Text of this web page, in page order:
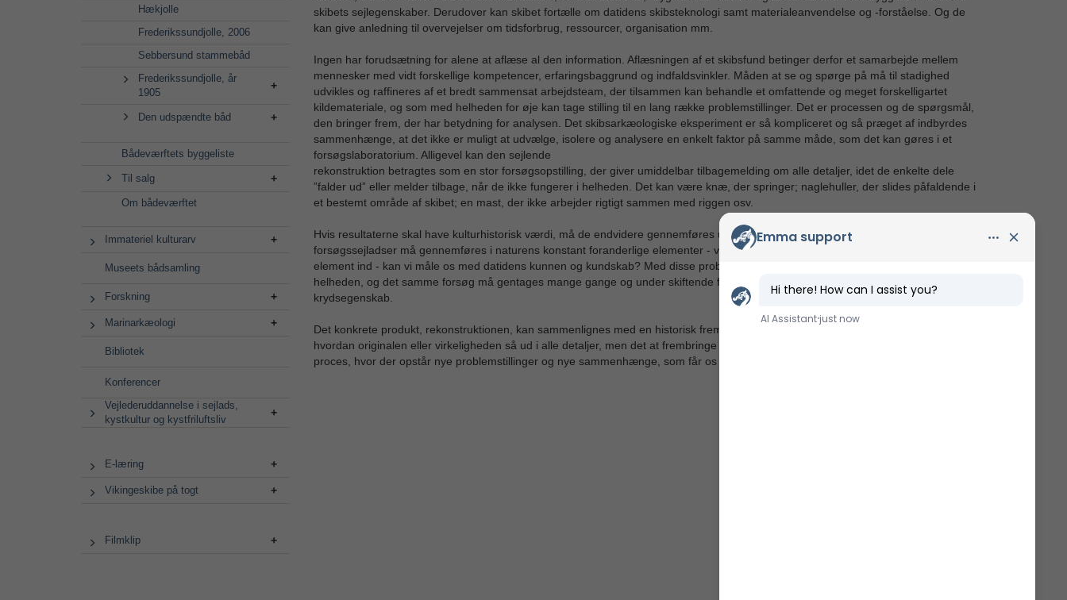
Hækjolle
Frederikssundjolle, 2006
Sebbersund stammebåd
Frederikssundjolle, år
1905
Den udspændte båd
Bådeværftets byggeliste
Til salg
Om bådeværftet
Immateriel kulturarv
Museets bådsamling
Forskning
Marinarkæologi
Bibliotek
Konferencer
Vejlederuddannelse i sejlads,
kystkultur og kystfriluftsliv
E-læring
Vikingeskibe på togt
Filmklip
skibets sejlegenskaber. Derudover kan skibet fortælle om datidens skibsteknologi samt materialeanvendelse og -forståelse. Og de
kan give anledning til overvejelser om tidsforbrug, ressourcer, organisation mm.
Ingen har forudsætning for alene at aflæse al den information. Aflæsningen af et skibsfund betinger derfor et samarbejde mellem
mennesker med vidt forskellige kompetencer, erfaringsbaggrund og indfaldsvinkler. Måden at se og spørge på må til stadighed
udvikles og raffineres af et bredt sammensat arbejdsteam, der tilsammen kan behandle et omfattende og meget forskelligartet
kildemateriale, og som med helheden for øje kan tage stilling til en lang række problemstillinger. Det er processen og de spørgsmål,
den bringer frem, der har betydning for analysen. Det skibsarkæologiske eksperiment er så kompliceret og så præget af indbyrdes
sammenhænge, at det ikke er muligt at udvælge, isolere og analysere en enkelt faktor på samme måde, som det kan gøres i et
forsøgslaboratorium. Alligevel kan den sejlende
rekonstruktion betragtes som en stor forsøgsopstilling, der giver umiddelbar tilbagemelding om alle detaljer, idet de enkelte dele
”falder ud” eller melder tilbage, når de ikke fungerer i helheden. Det kan være knæ, der springer; naglehuller, der slides påfaldende i
et bestemt område af skibet; en mast, der ikke arbejder rigtigt sammen med riggen osv.
Hvis resultaterne skal have kulturhistorisk værdi, må de endvidere gennemføres under realistiske forhold. Det betyder i praksis, at
forsøgssejladser må gennemføres i naturens konstant foranderlige elementer - vind, strøm og sø. Samtidig spiller det menneskelige
element ind - kan vi måle os med datidens kunnen og kundskab? Med disse problemstillinger for øje, må der arbejdes med blik for
helheden, og det samme forsøg må gentages mange gange og under skiftende forhold for at udlede middelværdier for f.eks. fart og
krydsegenskab.
Det konkrete produkt, rekonstruktionen, kan sammenlignes med en historisk fremstilling. Det repræsenterer ikke sandheden om,
hvordan originalen eller virkeligheden så ud i alle detaljer, men det at frembringe billedet er en katalysator og et redskab for en
proces, hvor der opstår nye problemstillinger og nye sammenhænge, som får os til at se og tolke kildematerialet med nye øjne.